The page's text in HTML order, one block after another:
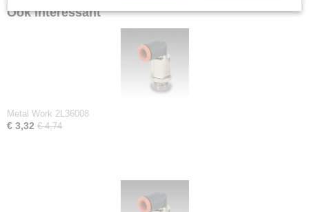
Ook interessant
Metal Work 2L36008
€ 3,32 € 4,74